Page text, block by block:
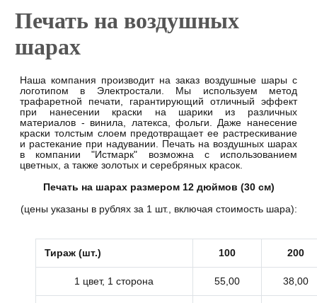
Печать на воздушных
шарах
Наша компания производит на заказ воздушные шары с
логотипом в Электростали. Мы используем метод
трафаретной печати, гарантирующий отличный эффект
при нанесении краски на шарики из различных
материалов - винила, латекса, фольги. Даже нанесение
краски толстым слоем предотвращает ее растрескивание
и растекание при надувании. Печать на воздушных шарах
в компании "Истмарк" возможна с использованием
цветных, а также золотых и серебряных красок.
Печать на шарах размером 12 дюймов (30 см)
(цены указаны в рублях за 1 шт., включая стоимость шара):
Тираж (шт.) 100 200
1 цвет, 1 сторона 55,00 38,00